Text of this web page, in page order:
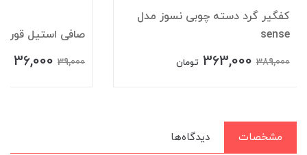
کفگیر گرد دسته چوبی نسوز مدل
sense
389,000
363,000 تومان
صافی استیل
39,000
36,000
مشخصات دیدگاه‌ها